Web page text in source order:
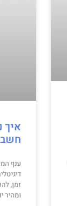
איך
ענף
זמן,
ומהיר